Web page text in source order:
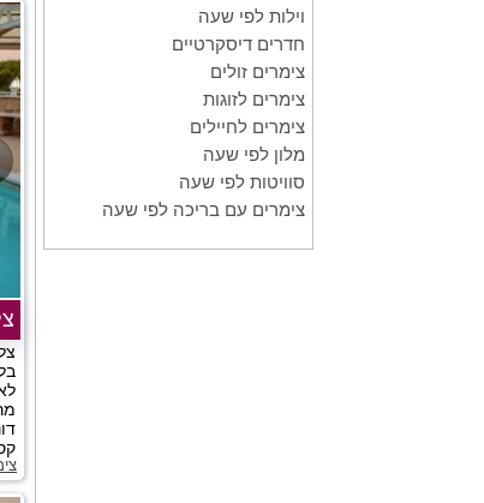
וילות לפי שעה
חדרים דיסקרטיים
צימרים זולים
צימרים לזוגות
צימרים לחיילים
מלון לפי שעה
סוויטות לפי שעה
צימרים עם בריכה לפי שעה